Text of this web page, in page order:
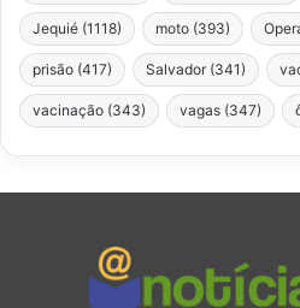
Jequié (1118) moto (393)
prisão (417) Salvador (341)
vacinação (343) vagas (347)